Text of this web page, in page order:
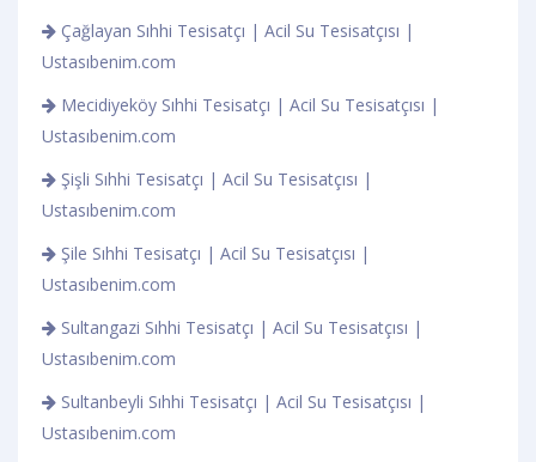
Çağlayan Sıhhi Tesisatçı | Acil Su Tesisatçısı |
Ustasıbenim.com
Mecidiyeköy Sıhhi Tesisatçı | Acil Su Tesisatçısı |
Ustasıbenim.com
Şişli Sıhhi Tesisatçı | Acil Su Tesisatçısı |
Ustasıbenim.com
Şile Sıhhi Tesisatçı | Acil Su Tesisatçısı |
Ustasıbenim.com
Sultangazi Sıhhi Tesisatçı | Acil Su Tesisatçısı |
Ustasıbenim.com
Sultanbeyli Sıhhi Tesisatçı | Acil Su Tesisatçısı |
Ustasıbenim.com